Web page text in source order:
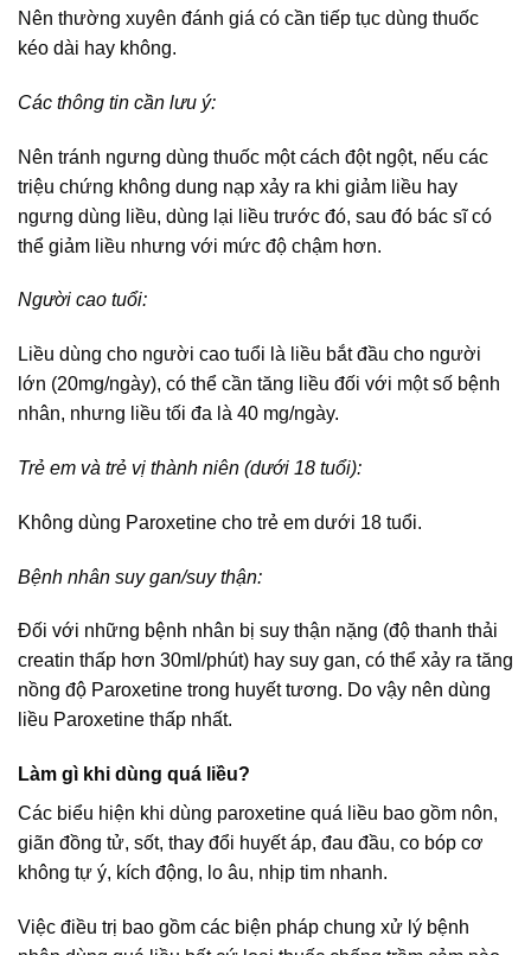
Nên thường xuyên đánh giá có cần tiếp tục dùng thuốc
kéo dài hay không.
Các thông tin cần lưu ý:
Nên tránh ngưng dùng thuốc một cách đột ngột, nếu các
triệu chứng không dung nạp xảy ra khi giảm liều hay
ngưng dùng liều, dùng lại liều trước đó, sau đó bác sĩ có
thể giảm liều nhưng với mức độ chậm hơn.
Người cao tuổi:
Liều dùng cho người cao tuổi là liều bắt đầu cho người
lớn (20mg/ngày), có thể cần tăng liều đối với một số bệnh
nhân, nhưng liều tối đa là 40 mg/ngày.
Trẻ em và trẻ vị thành niên (dưới 18 tuổi):
Không dùng Paroxetine cho trẻ em dưới 18 tuổi.
Bệnh nhân suy gan/suy thận:
Đối với những bệnh nhân bị suy thận nặng (độ thanh thải
creatin thấp hơn 30ml/phút) hay suy gan, có thể xảy ra tăng
nồng độ Paroxetine trong huyết tương. Do vậy nên dùng
liều Paroxetine thấp nhất.
Làm gì khi dùng quá liều?
Các biểu hiện khi dùng paroxetine quá liều bao gồm nôn,
giãn đồng tử, sốt, thay đổi huyết áp, đau đầu, co bóp cơ
không tự ý, kích động, lo âu, nhịp tim nhanh.
Việc điều trị bao gồm các biện pháp chung xử lý bệnh